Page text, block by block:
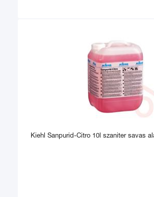
Kiehl Sanpurid-Citro 10l szaniter savas